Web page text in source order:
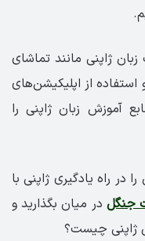
ژاپنی مانند تماشای
از اپلیکیشن‌های
آموزش زبان ژاپنی را
در راه یادگیری ژاپنی با
جنگل در میان بگذارید و
ژاپنی چیست؟